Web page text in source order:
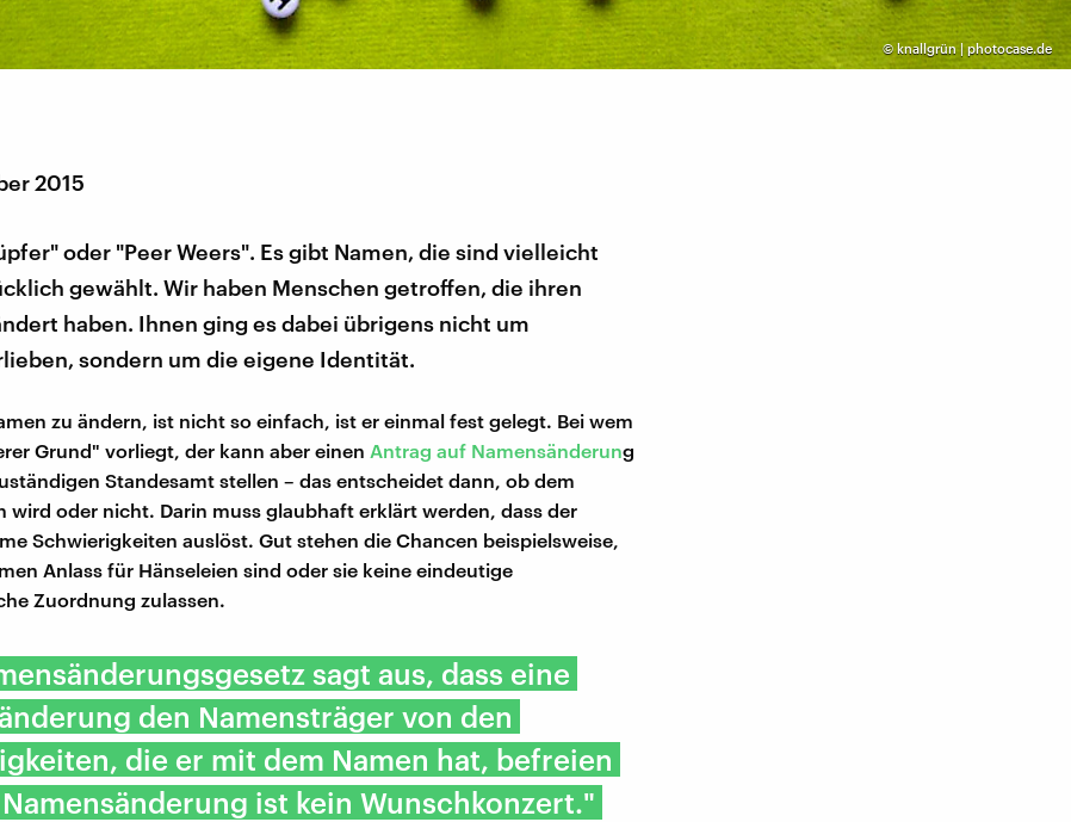
© knallgrün | photocase.de
2015
oder "Peer Weers". Es gibt Namen, die sind vielleicht
gewählt. Wir haben Menschen getroffen, die ihren
haben. Ihnen ging es dabei übrigens nicht um
sondern um die eigene Identität.
zu ändern, ist nicht so einfach, ist er einmal fest gelegt. Bei wem
Grund" vorliegt, der kann aber einen Antrag auf Namensänderung
Standesamt stellen – das entscheidet dann, ob dem
wird oder nicht. Darin muss glaubhaft erklärt werden, dass der
Schwierigkeiten auslöst. Gut stehen die Chancen beispielsweise,
Anlass für Hänseleien sind oder sie keine eindeutige
Zuordnung zulassen.
sagt aus, dass eine
den Namensträger von den
die er mit dem Namen hat, befreien
ist kein Wunschkonzert."